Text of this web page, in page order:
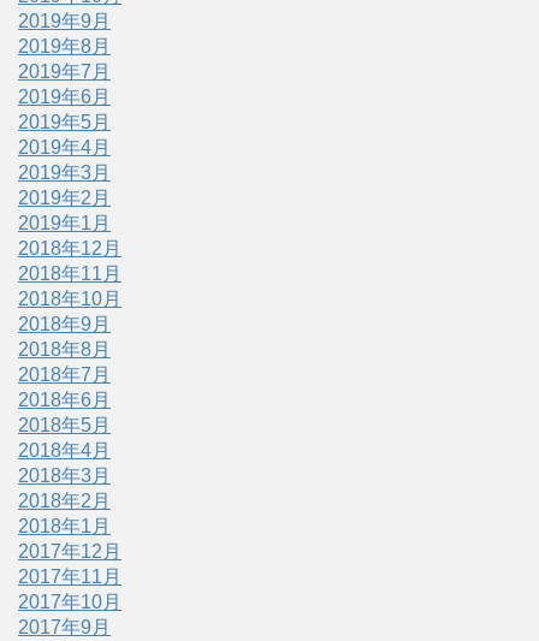
2019年9月
2019年8月
2019年7月
2019年6月
2019年5月
2019年4月
2019年3月
2019年2月
2019年1月
2018年12月
2018年11月
2018年10月
2018年9月
2018年8月
2018年7月
2018年6月
2018年5月
2018年4月
2018年3月
2018年2月
2018年1月
2017年12月
2017年11月
2017年10月
2017年9月